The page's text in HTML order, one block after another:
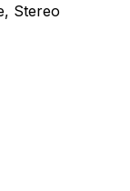
Stereo